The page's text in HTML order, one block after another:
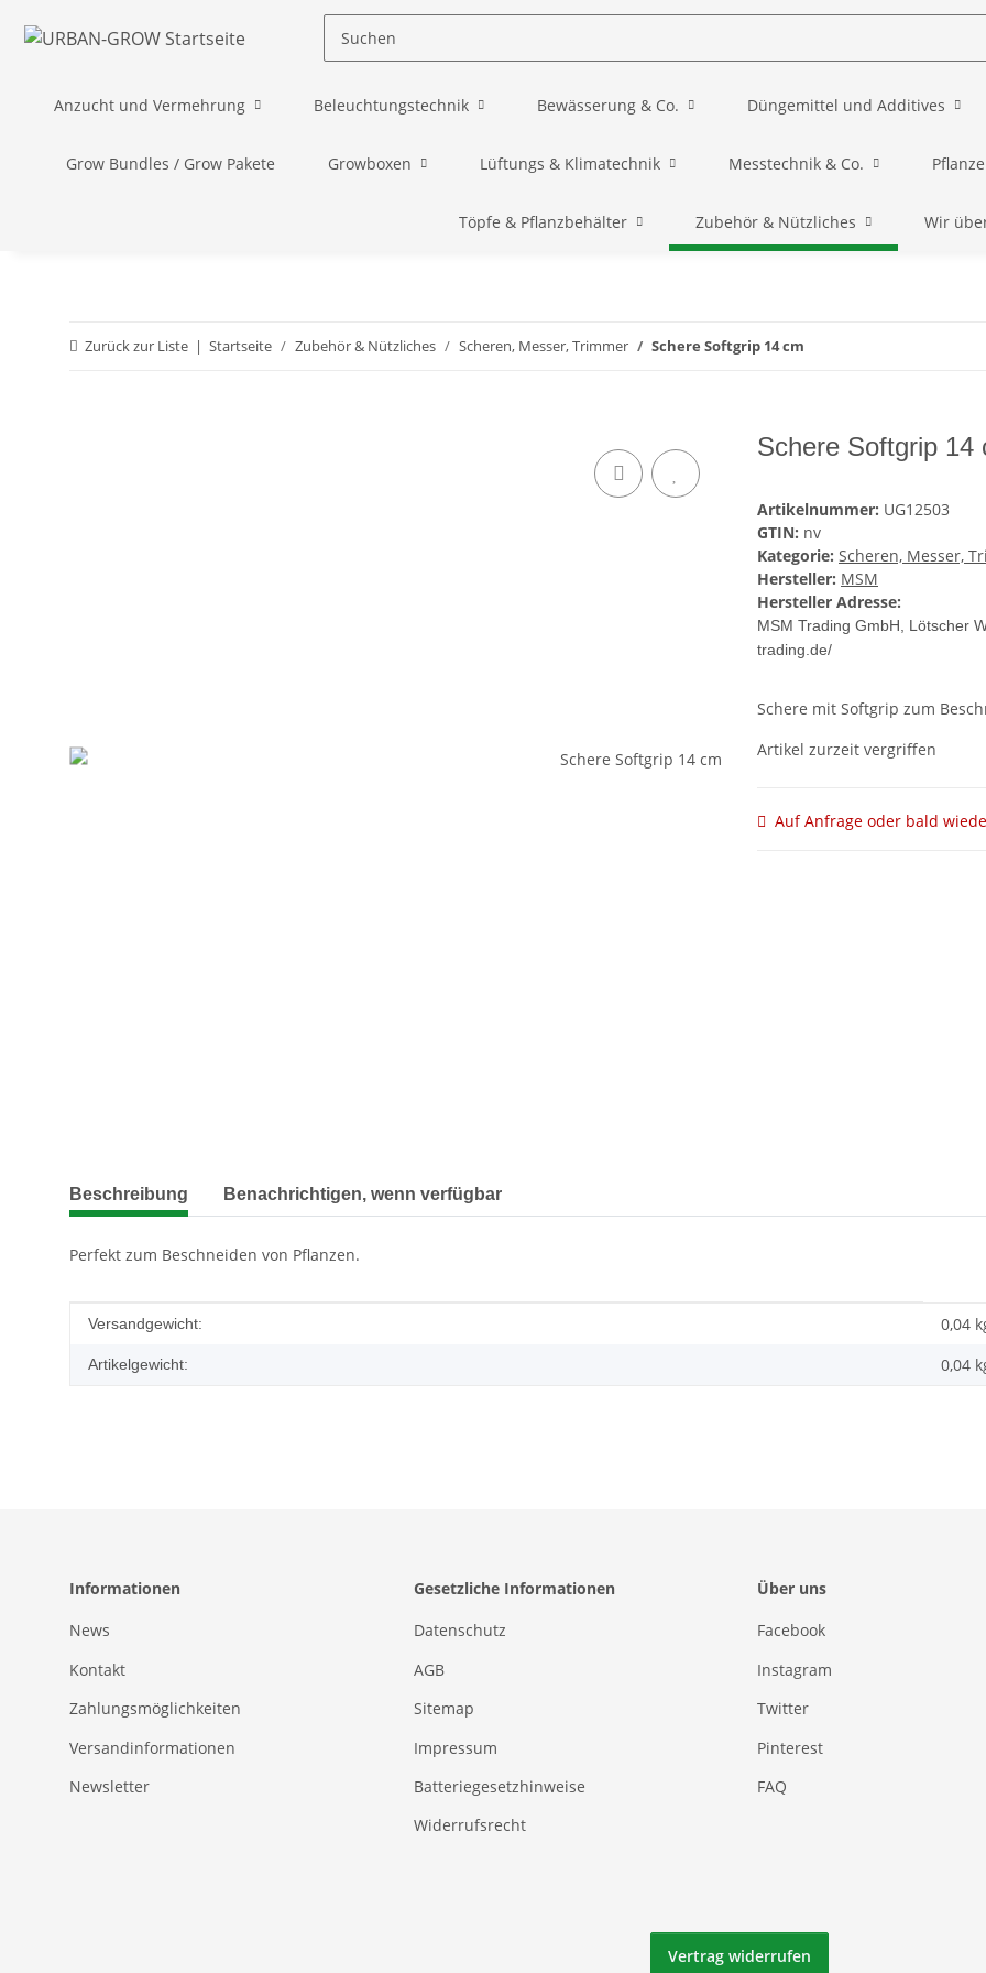
Anzucht und Vermehrung Beleuchtungstechnik Bewässerung & Co. Düngemittel und Additives
Grow Bundles / Grow Pakete Growboxen Lüftungs & Klimatechnik Messtechnik & Co.
Töpfe & Pflanzbehälter Zubehör & Nützliches Wir
Zurück zur Liste Startseite Zubehör & Nützliches Scheren, Messer, Trimmer Schere Softgrip 14 cm
Schere Softgrip 14
Artikelnummer: UG12503
GTIN: nv
Kategorie: Scheren, Messer,
Hersteller: MSM
Hersteller Adresse:
MSM Trading GmbH, Lötscher
trading.de/
Schere mit Softgrip zum
Artikel zurzeit vergriffen
Auf Anfrage oder bald
weitere Registerkarten anzeigen
Beschreibung Benachrichtigen, wenn verfügbar
Perfekt zum Beschneiden von Pflanzen.
Produkteigenschaft
Wert
Versandgewicht: 0,04
Artikelgewicht: 0,04
Informationen
News
Kontakt
Zahlungsmöglichkeiten
Versandinformationen
Newsletter
Gesetzliche Informationen
Datenschutz
AGB
Sitemap
Impressum
Batteriegesetzhinweise
Widerrufsrecht
Über uns
Facebook
Instagram
Twitter
Pinterest
FAQ
Vertrag widerrufen